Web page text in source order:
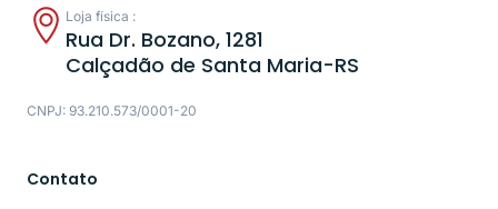
Loja física :
Rua Dr. Bozano, 1281
Calçadão de Santa Maria-RS
CNPJ: 93.210.573/0001-20
Contato